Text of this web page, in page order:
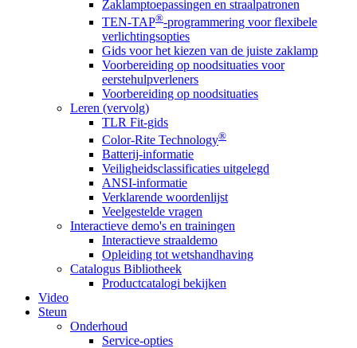
Zaklamptoepassingen en straalpatronen
TEN-TAP®-programmering voor flexibele
verlichtingsopties
Gids voor het kiezen van de juiste zaklamp
Voorbereiding op noodsituaties voor
eerstehulpverleners
Voorbereiding op noodsituaties
Leren (vervolg)
TLR Fit-gids
Color-Rite Technology®
Batterij-informatie
Veiligheidsclassificaties uitgelegd
ANSI-informatie
Verklarende woordenlijst
Veelgestelde vragen
Interactieve demo's en trainingen
Interactieve straaldemo
Opleiding tot wetshandhaving
Catalogus Bibliotheek
Productcatalogi bekijken
Video
Steun
Onderhoud
Service-opties